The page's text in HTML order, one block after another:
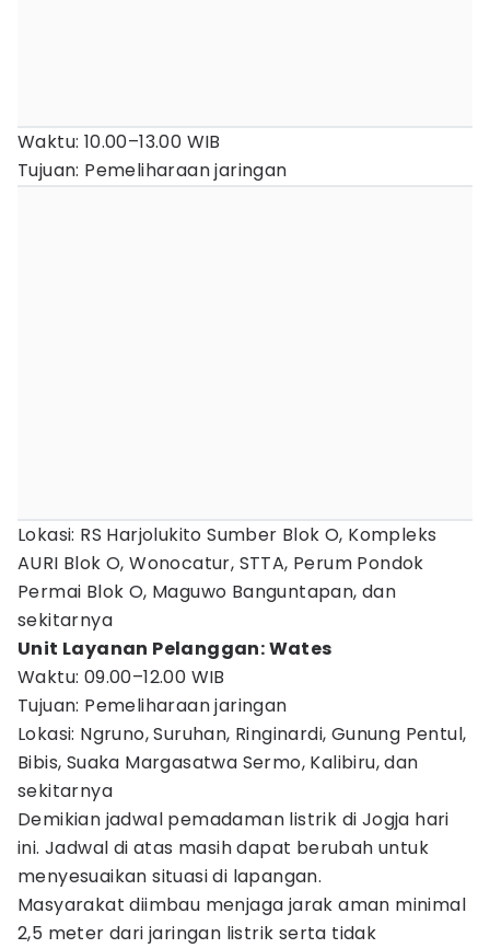
Waktu: 10.00–13.00 WIB
Tujuan: Pemeliharaan jaringan
Lokasi: RS Harjolukito Sumber Blok O, Kompleks
AURI Blok O, Wonocatur, STTA, Perum Pondok
Permai Blok O, Maguwo Banguntapan, dan
sekitarnya
Unit Layanan Pelanggan: Wates
Waktu: 09.00–12.00 WIB
Tujuan: Pemeliharaan jaringan
Lokasi: Ngruno, Suruhan, Ringinardi, Gunung Pentul,
Bibis, Suaka Margasatwa Sermo, Kalibiru, dan
sekitarnya
Demikian jadwal pemadaman listrik di Jogja hari
ini. Jadwal di atas masih dapat berubah untuk
menyesuaikan situasi di lapangan.
Masyarakat diimbau menjaga jarak aman minimal
2,5 meter dari jaringan listrik serta tidak